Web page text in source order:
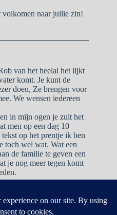
naar jullie zin!
van het heelal het lijkt
komt. Je kunt de
doen, Ze brengen voor
We wensen iedereen
in mijn ogen je zult het
men op een dag 10
op het prentje ik ben
toch wel wat. Wat een
de familie te geven een
je nog meer tegen komt